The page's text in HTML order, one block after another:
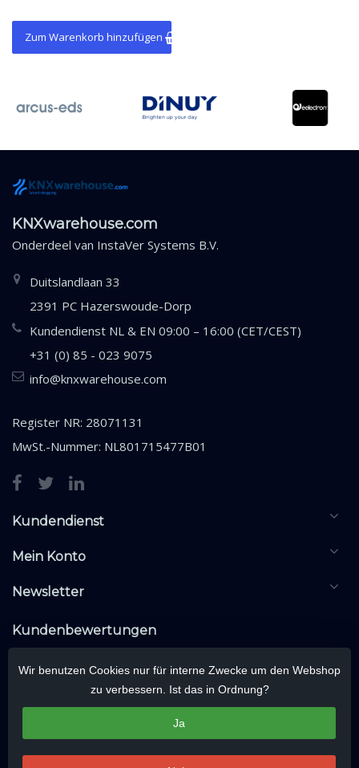
und Sicherheitsfunktionen.
Zum Warenkorb hinzufügen
KNXwarehouse.com
Onderdeel van InstaVer Systems B.V.
Duitslandlaan 33
2391 PC Hazerswoude-Dorp
Kundendienst NL & EN 09:00 – 16:00 (CET/CEST)
+31 (0) 85 - 023 9075
info@knxwarehouse.com
Register NR: 28071131
MwSt.-Nummer: NL801715477B01
Kundendienst
Mein Konto
Newsletter
Kundenbewertungen
Wir benutzen Cookies nur für interne Zwecke um den Webshop
zu verbessern. Ist das in Ordnung?
Ja